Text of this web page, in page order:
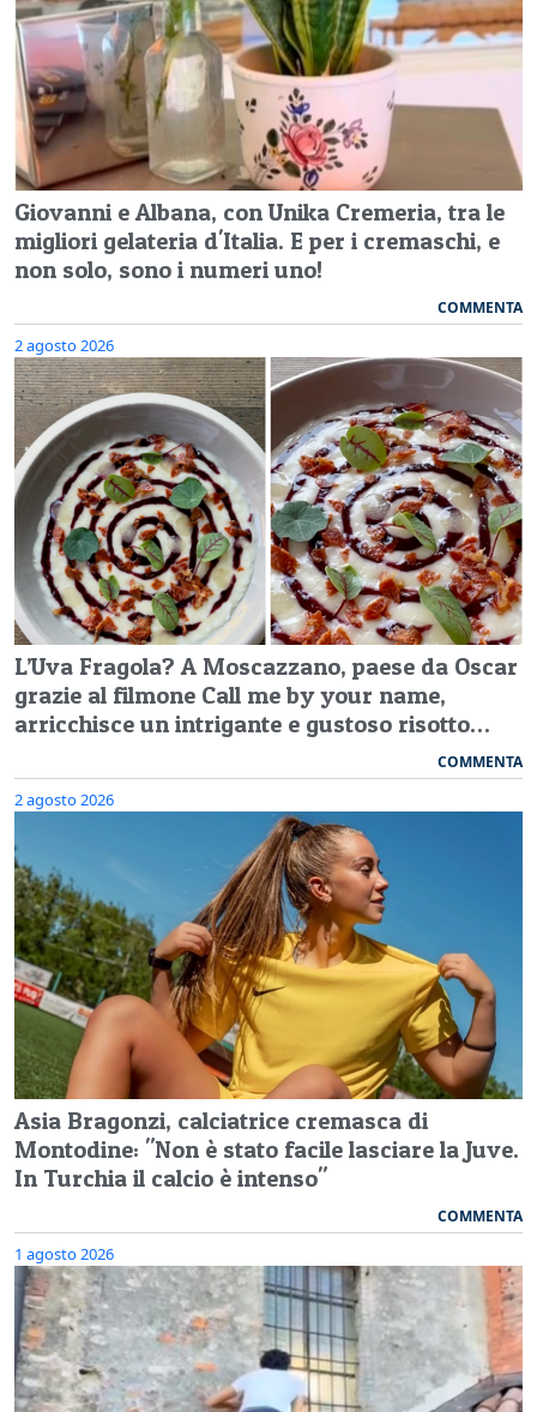
Giovanni e Albana, con Unika Cremeria, tra le
migliori gelateria d'Italia. E per i cremaschi, e
non solo, sono i numeri uno!
COMMENTA
2 agosto 2026
L’Uva Fragola? A Moscazzano, paese da Oscar
grazie al filmone Call me by your name,
arricchisce un intrigante e gustoso risotto…
COMMENTA
2 agosto 2026
Asia Bragonzi, calciatrice cremasca di
Montodine: "Non è stato facile lasciare la Juve.
In Turchia il calcio è intenso"
COMMENTA
1 agosto 2026